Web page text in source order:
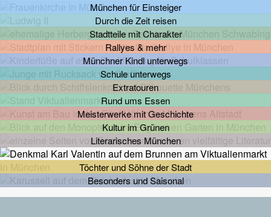
München für Einsteiger
Durch die Zeit reisen
Stadtteile mit Charakter
Rallyes & mehr
Münchner Kindl unterwegs
Schule unterwegs
Extratouren
Rund ums Essen
Meisterwerke mit Geschichte
Kultur im Grünen
Literarisches München
Töchter und Söhne der Stadt
Besonders und Saisonal